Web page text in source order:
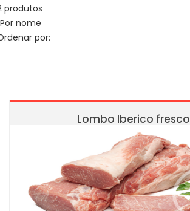
produtos
por:
Lombo Iberico fresco